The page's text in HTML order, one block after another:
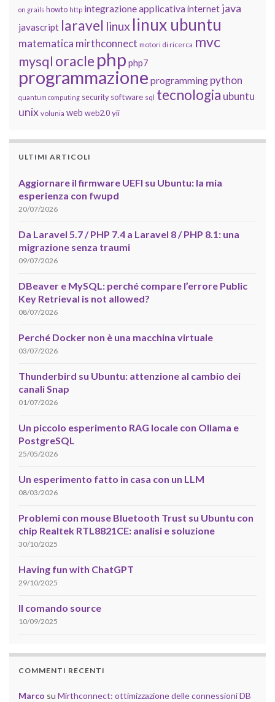
on grails howto http integrazione applicativainternet java
javascript laravel linux linux ubuntu
matematica mirthconnect motori di ricerca mvc
mysql oracle php php7
programmazione programming python
quantum computing security software sql tecnologia ubuntu
unix volunia web web2.0 yii
ULTIMI ARTICOLI
Aggiornare il firmware UEFI su Ubuntu: la mia
esperienza con fwupd
20/07/2026
Da Laravel 5.7 / PHP 7.4 a Laravel 8 / PHP 8.1: una
migrazione senza traumi
09/07/2026
DBeaver e MySQL: perché compare l’errore Public
Key Retrieval is not allowed?
08/07/2026
Perché Docker non è una macchina virtuale
03/07/2026
Thunderbird su Ubuntu: attenzione al cambio dei
canali Snap
01/07/2026
Un piccolo esperimento RAG locale con Ollama e
PostgreSQL
25/05/2026
Un esperimento fatto in casa con un LLM
08/03/2026
Problemi con mouse Bluetooth Trust su Ubuntu con
chip Realtek RTL8821CE: analisi e soluzione
30/10/2025
Having fun with ChatGPT
29/10/2025
Il comando source
10/09/2025
COMMENTI RECENTI
Marco su Mirthconnect: ottimizzazione delle connessioni DB